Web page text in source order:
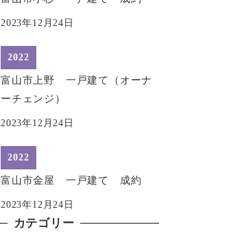
2023年12月24日
2022
富山市上野 一戸建て（オーナ
ーチェンジ）
2023年12月24日
2022
富山市金屋 一戸建て 成約
2023年12月24日
カテゴリー